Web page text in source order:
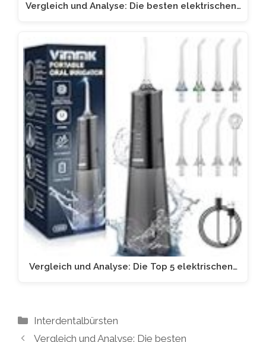
Vergleich und Analyse: Die besten elektrischen…
Vergleich und Analyse: Die Top 5 elektrischen…
Kategorien
Interdentalbürsten
Vergleich und Analyse: Die besten